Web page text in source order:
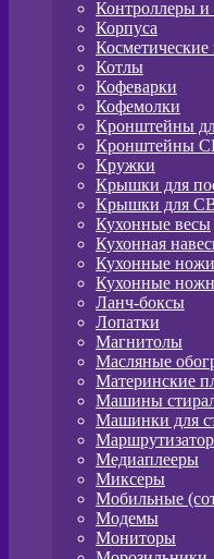
Контроллеры и
Корпуса
Котлы
Кофеварки
Кофемолки
Кронштейны
Кронштейны
Кружки
Крышки для
Крышки для
Кухонные весы
Кухонная
Кухонные ножи
Кухонные
Ланч-боксы
Лопатки
Магнитолы
Масляные
Материнские
Машины
Машинки для
Медиаплееры
Миксеры
Мобильные
Модемы
Мониторы